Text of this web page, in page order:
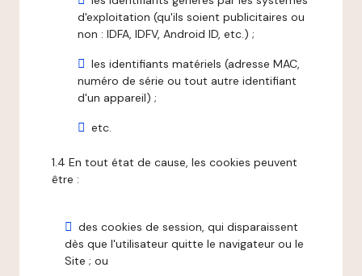
d'exploitation (qu'ils soient publicitaires ou
non : IDFA, IDFV, Android ID, etc.) ;
les identifiants matériels (adresse MAC,
numéro de série ou tout autre identifiant
d'un appareil) ;
etc.
1.4 En tout état de cause, les cookies peuvent
être :
des cookies de session, qui disparaissent
dès que l'utilisateur quitte le navigateur ou le
Site ; ou